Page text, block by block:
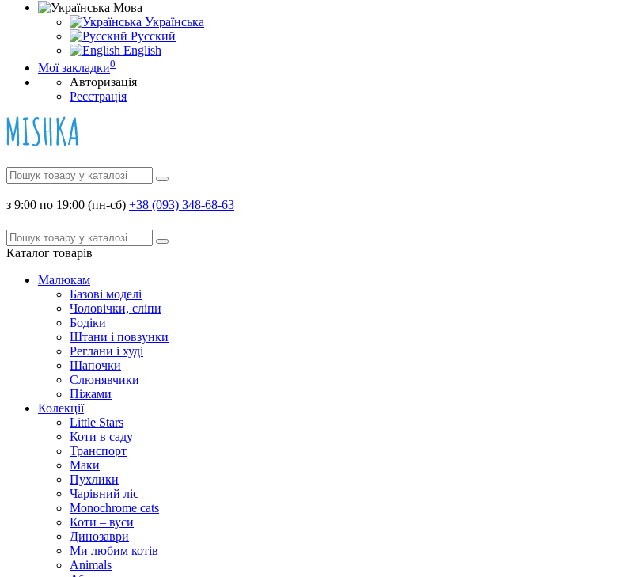
Мова
Українська
Русский
English
Мої закладки0
Авторизація
Реєстрація
з 9:00 по 19:00 (пн-сб) +38 (093) 348-68-63
Каталог товарів
Малюкам
Базові моделі
Чоловічки, сліпи
Бодіки
Штани і повзунки
Реглани і худі
Шапочки
Слюнявчики
Піжами
Колекції
Little Stars
Коти в саду
Транспорт
Маки
Пухлики
Чарівний ліс
Monochrome cats
Коти – вуси
Динозаври
Ми любим котів
Animals